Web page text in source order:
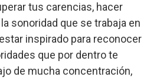
tus carencias, hacer
sonoridad que se trabaja en
inspirado para reconocer
que por dentro te
de mucha concentración,